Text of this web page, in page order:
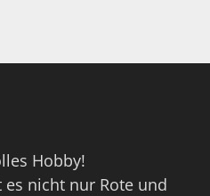
Hobby!
es nicht nur Rote und